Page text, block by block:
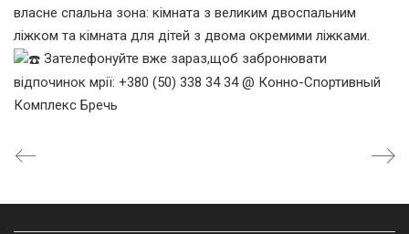
власне спальна зона: кімната з великим двоспальним
ліжком та кімната для дітей з двома окремими ліжками.
Зателефонуйте вже зараз,щоб забронювати
відпочинок мрії: +380 (50) 338 34 34 @ Конно-Спортивный
Комплекс Бречь